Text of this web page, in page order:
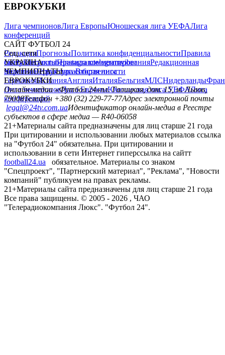
ЕВРОКУБКИ
Лига чемпионовЛига ЕвропыЮношеская лига УЕФАЛига
конференций
САЙТ ФУТБОЛ 24
РедакцияПрогнозыПолитика конфиденциальностиПравила
сайтуКонтактыПравила комментированияРедакционная
политикаСтруктура собственности
Соц. сети
facebookxyoutubeinstagramtelegramviber
УКРАИНА
УкраинаПервая лигаВторая лига
ЧЕМПИОНАТЫ
ГерманияИспанияАнглияИталияБельгияМЛСНидерланды
ЕВРОКУБКИ
Лига чемпионовЛига ЕвропыЮношеская лига УЕФАЛига
конференций
Онлайн-медиа «Футбол 24»пл. Галицкая, дом. 15, м. Львов,
79008Телефон +380 (32) 229-77-77Адрес электронной почты
legal@24tv.com.uaИдентификатор онлайн-медиа в Реестре
субъектов в сфере медиа — R40-06058
21+Материалы сайта предназначены для лиц старше 21 года
При цитировании и использовании любых материалов ссылка
на "Футбол 24" обязательна. При цитировании и
использовании в сети Интернет гиперссылка на сайтт
football24.ua
обязательное. Материалы со знаком
"Спецпроект", "Партнерский материал", "Реклама", "Новости
компаний" публикуем на правах рекламы.
21+Материалы сайта предназначены для лиц старше 21 года
Все права защищены. © 2005 - 2026 , ЧАО
"Телерадиокомпания Люкс". "Футбол 24".